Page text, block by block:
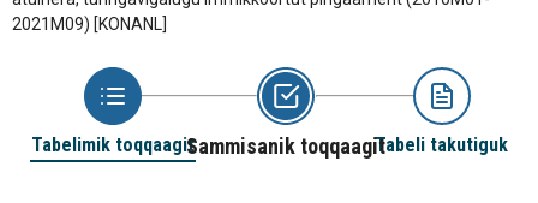
2021M09) [KONANL]
Tabelimik toqqaagitSammisanik toqqaagitTabeli takutiguk